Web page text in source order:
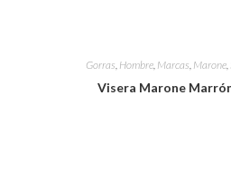
Gorras Hombre Marcas Marone
Visera Marone